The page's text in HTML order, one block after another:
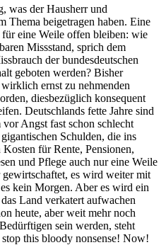
was der Hausherr und
Thema beigetragen haben. Eine
eine Weile offen bleiben: wie
Missstand, sprich dem
der bundesdeutschen
geboten werden? Bisher
ernst zu nehmenden
diesbezüglich konsequent
Deutschlands fette Jahre sind
Angst fast schon schlecht
Schulden, die ins
für Rente, Pensionen,
und Pflege auch nur eine Weile
es wird weiter mit
kein Morgen. Aber es wird ein
Land verkatert aufwachen
heute, aber weit mehr noch
sein werden, steht
this bloody nonsense! Now!